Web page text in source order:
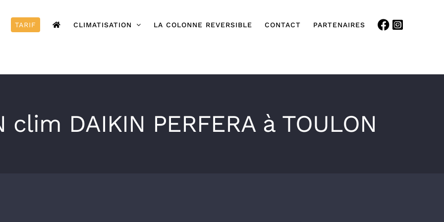
TARIF CLIMATISATION LA COLONNE REVERSIBLE CONTACT PARTENAIRES
clim DAIKIN PERFERA à TOULON